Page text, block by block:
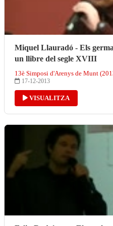
Miquel Llauradó - Els
un llibre del segle XVIII
13è Simposi d'Arenys de Munt
17-12-2013
VISUALITZA